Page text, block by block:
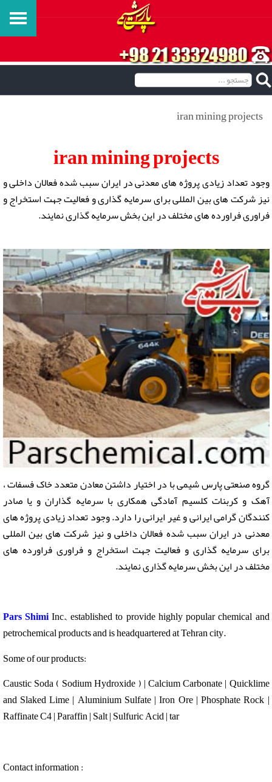
iran mining projects
iran mining projects
وجود تعداد زیادی پروژه های معدنی در ایران سبب شده فعالان داخلی و
نیز شرکت های بین المللی برای سرمایه گذاری و فعالیت جهت استخراج و
فراوری فراورده های مختلف در این بخش سرمایه گذاری نمایند.
گروه صنعتی پارس شیمی با در اختیار داشتن معادن متعدد خاک فسفات ،
آهک و کربنات کلسیم آمادگی همکاری با سرمایه گذاران و یا صادر
کنندگان گرامی ایرانی و غیر ایرانی را دارد. وجود تعداد زیادی پروژه های
معدنی در ایران سبب شده فعالان داخلی و نیز شرکت های بین المللی
برای سرمایه گذاری و فعالیت جهت استخراج و فراوری فراورده های
مختلف در این بخش سرمایه گذاری نمایند.
Pars ShimiInc., established to provide highly popular chemical and
petrochemical products and is headquartered at Tehran city.
Some of our products:
Caustic Soda ( Sodium Hydroxide ) | Calcium Carbonate | Quicklime
and Slaked Lime | Aluminium Sulfate | Iron Ore | Phosphate Rock |
Raffinate C4 | Paraffin | Salt | Sulfuric Acid | tar
Contact information :